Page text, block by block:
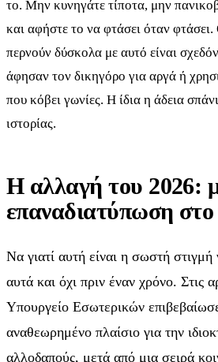
το. Μην κυνηγάτε τίποτα, μην
και αφήστε το να φτάσει όταν
περνούν δύσκολα με αυτό είναι
άφησαν τον δικηγόρο για αργά ή
που κόβει γωνίες. Η ίδια η άδεια
ιστορίας.
Η αλλαγή του 2026:
επαναδιατύπωση στο
Να γιατί αυτή είναι η σωστή
αυτά και όχι πριν έναν χρόνο. Στις
Υπουργείο Εσωτερικών
αναθεωρημένο πλαίσιο για την
αλλοδαπούς, μετά από μια σειρά